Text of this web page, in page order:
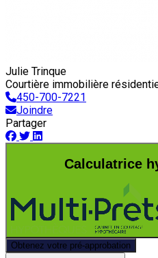
Julie Trinque
Courtière immobilière
450-700-7221
Joindre
Partager
Calculatrice
Obtenez votre pré-approbation